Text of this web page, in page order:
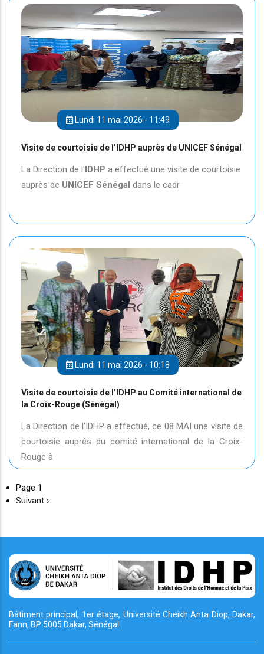
Lundi 11 mai 2026 - 11:49
Visite de courtoisie de l’IDHP auprès de UNICEF Sénégal
La Direction de l'IDHP a effectué une visite de courtoisie
auprès de UNICEF Sénégal dans le cadr
Lundi 11 mai 2026 - 10:18
Visite de courtoisie de l’IDHP au Comité international de
la Croix-Rouge (Sénégal)
La Direction de l'IDHP a effectué, ce 08 MAI une visite de
courtoisie auprés du comité international de la Croix-
Rouge à
Page 1
Page
Suivant ›
Bâtiment principal, 1er étage, Université CheikhAnta Diop, Dakar,
Fann, BP 5005 Dakar, Sénégal